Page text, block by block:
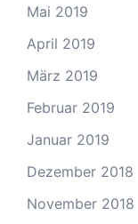
Mai 2019
April 2019
März 2019
Februar 2019
Januar 2019
Dezember 2018
November 2018